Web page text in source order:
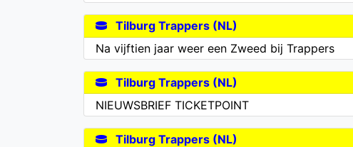
Tilburg Trappers (NL)
Na vijftien jaar weer een Zweed bij Trappers
Tilburg Trappers (NL)
NIEUWSBRIEF TICKETPOINT
Tilburg Trappers (NL)